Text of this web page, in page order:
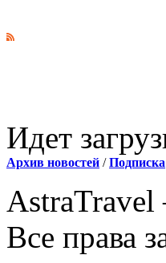
Идет
Архив новостей /Подписка
AstraTravel
Все права